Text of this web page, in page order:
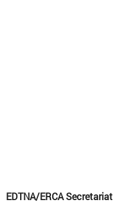
EDTNA/ERCA Secretariat